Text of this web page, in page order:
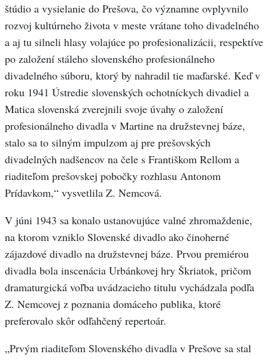
štúdio a vysielanie do Prešova, čo významne ovplyvnilo
rozvoj kultúrneho života v meste vrátane toho divadelného
a aj tu silneli hlasy volajúce po profesionalizácii, respektíve
po založení stáleho slovenského profesionálneho
divadelného súboru, ktorý by nahradil tie maďarské. Keď v
roku 1941 Ústredie slovenských ochotníckych divadiel a
Matica slovenská zverejnili svoje úvahy o založení
profesionálneho divadla v Martine na družstevnej báze,
stalo sa to silným impulzom aj pre prešovských
divadelných nadšencov na čele s Františkom Rellom a
riaditeľom prešovskej pobočky rozhlasu Antonom
Prídavkom,“ vysvetlila Z. Nemcová.
V júni 1943 sa konalo ustanovujúce valné zhromaždenie,
na ktorom vzniklo Slovenské divadlo ako činoherné
zájazdové divadlo na družstevnej báze. Prvou premiérou
divadla bola inscenácia Urbánkovej hry Škriatok, pričom
dramaturgická voľba uvádzacieho titulu vychádzala podľa
Z. Nemcovej z poznania domáceho publika, ktoré
preferovalo skôr odľahčený repertoár.
„Prvým riaditeľom Slovenského divadla v Prešove sa stal